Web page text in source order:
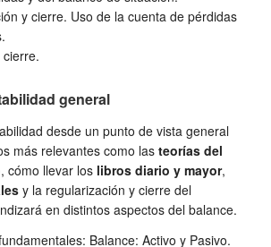
y cierre. Uso de la cuenta de pérdidas
general
desde un punto de vista general
más relevantes como las teorías del
, cómo llevar los libros diario y mayor,
y la regularización y cierre del
en distintos aspectos del balance.
Balance: Activo y Pasivo.